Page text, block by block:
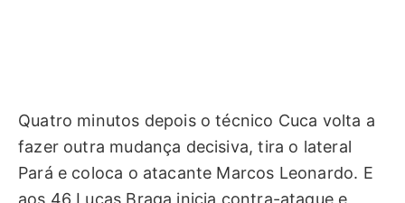
Quatro minutos depois o técnico Cuca volta a
fazer outra mudança decisiva, tira o lateral
Pará e coloca o atacante Marcos Leonardo. E
aos 46 Lucas Braga inicia contra-ataque e